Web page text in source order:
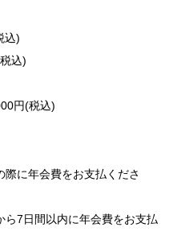
込)
込)
円(税込)
に年会費をお支払くださ
ら7日間以内に年会費をお支払